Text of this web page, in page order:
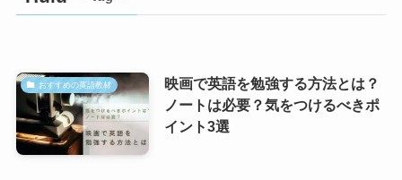
おすすめの英語教材
映画で英語を勉強する方法とは？
ノートは必要？気をつけるべきポ
イント3選